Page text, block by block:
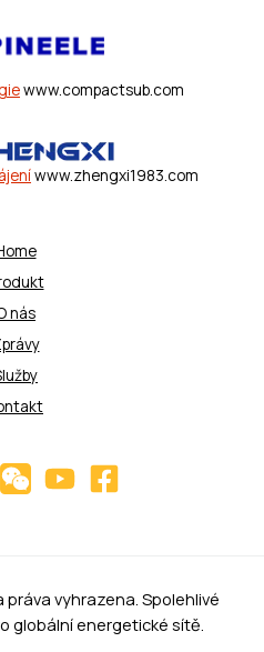
www.compactsub.com
www.zhengxi1983.com
nás
práva vyhrazena. Spolehlivé
globální energetické sítě.